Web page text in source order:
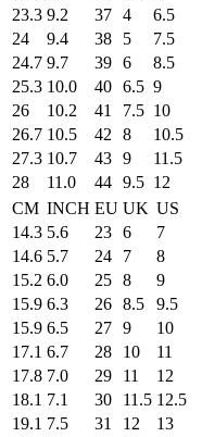
23.3 9.2 37 4
6.5
24
9.4 38 5
7.5
24.7 9.7 39 6
8.5
25.3 10.0 40 6.5 9
26
10.2 41 7.5 10
26.7 10.5 42 8
10.5
27.3 10.7 43 9
11.5
28
11.0 44 9.5 12
CM INCH EU UK US
14.3 5.6 23 6
7
14.6 5.7 24 7
8
15.2 6.0 25 8
9
15.9 6.3 26 8.5
9.5
15.9 6.5 27 9
10
17.1 6.7 28 10
11
17.8 7.0 29 11
12
18.1 7.1 30 11.5 12.5
19.1 7.5 31 12
13